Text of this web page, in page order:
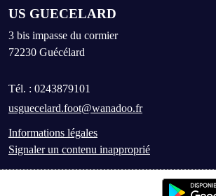
US GUECELARD
3 bis impasse du cormier
72230 Guécélard
Tél. : 0243879101
usguecelard.foot@wanadoo.fr
Informations légales
Signaler un contenu inapproprié